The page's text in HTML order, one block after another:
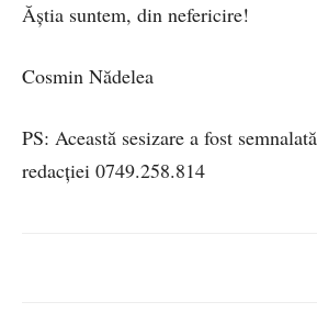
Ăștia suntem, din nefericire!
Cosmin Nădelea
PS: Această sesizare a fost
redacției 0749.258.814